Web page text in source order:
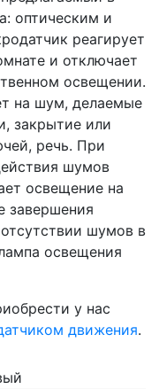
оптическим и
реагирует
и отключает
освещении.
на шум, делаемые
закрытие или
речь. При
шумов
освещение на
завершения
шумов в
освещения
у нас
движения.